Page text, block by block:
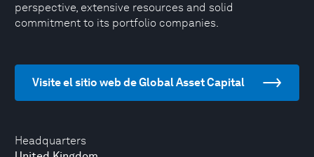
Headquarters
perspective, extensive resources and solid
commitment to its portfolio companies.
Visite el sitio web de Global Asset Capital